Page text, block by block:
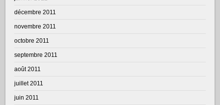
décembre 2011
novembre 2011
octobre 2011
septembre 2011
août 2011
juillet 2011
juin 2011